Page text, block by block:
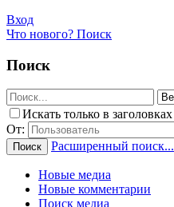
Вход
Что нового? Поиск
Поиск
Искать только в заголовках
От:
Поиск Расширенный поиск...
Новые медиа
Новые комментарии
Поиск медиа